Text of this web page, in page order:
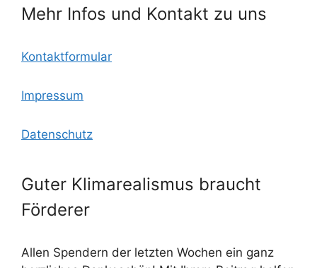
k
m
Mehr Infos und Kontakt zu uns
Kontaktformular
Impressum
Datenschutz
Guter Klimarealismus braucht
Förderer
Allen Spendern der letzten Wochen ein ganz